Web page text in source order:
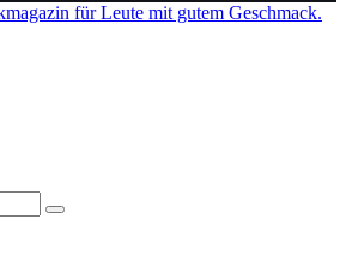
für Leute mit gutem Geschmack.